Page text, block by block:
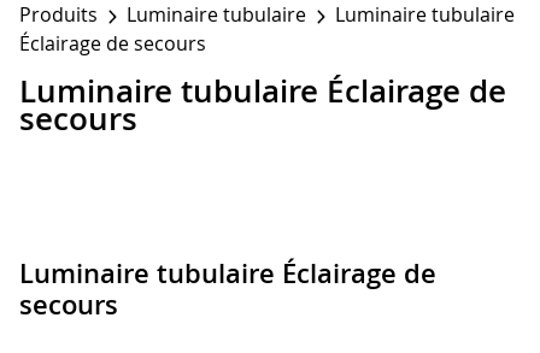
Produits Luminaire tubulaire
Luminaire tubulaire
Éclairage de secours
Luminaire tubulaire Éclairage de
secours
Luminaire tubulaire Éclairage de
secours